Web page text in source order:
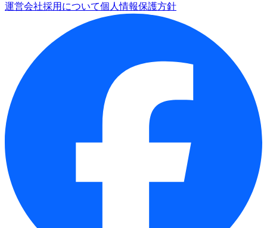
運営会社採用について個人情報保護方針